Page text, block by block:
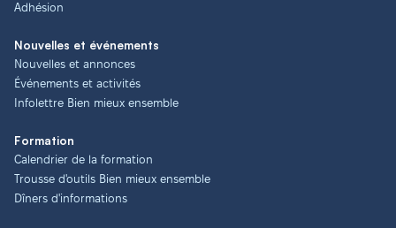
Adhésion
Nouvelles et événements
Nouvelles et annonces
Événements et activités
Infolettre Bien mieux ensemble
Formation
Calendrier de la formation
Trousse d'outils Bien mieux ensemble
Dîners d'informations